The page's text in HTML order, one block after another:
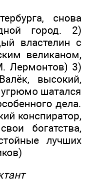
снова
город. 2)
властелин с
великаном,
Лермонтов) 3)
высокий,
шатался
дела.
конспиратор,
богатства,
лучших